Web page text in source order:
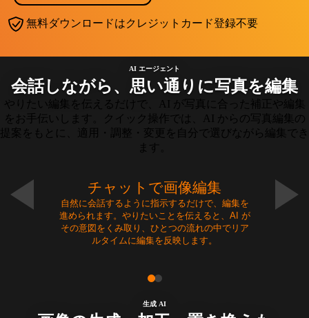
無料ダウンロードはクレジットカード登録不要
AI エージェント
会話しながら、思い通りに写真を編集
やりたい編集を伝えるだけで、AI が写真に合った補正や編集
をお手伝いします。クイック操作では、AI からの写真編集の
提案をもとに、適用・調整・変更を自分で選びながら編集でき
ます。
チャットで画像編集
自然に会話するように指示するだけで、編集を
進められます。やりたいことを伝えると、AI が
その意図をくみ取り、ひとつの流れの中でリア
ルタイムに編集を反映します。
生成 AI